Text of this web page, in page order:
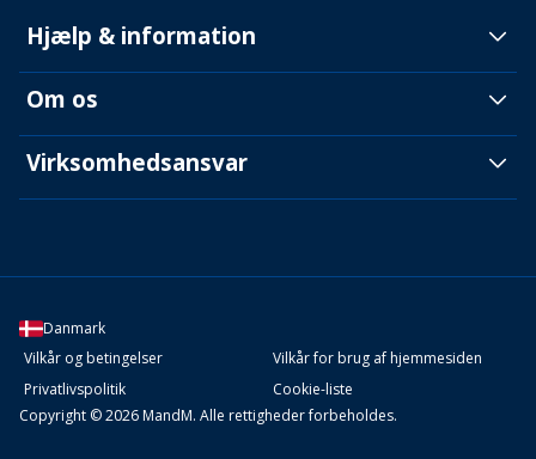
Hjælp & information
Om os
Virksomhedsansvar
Danmark
Vilkår og betingelser
Vilkår for brug af hjemmesiden
Privatlivspolitik
Cookie-liste
Copyright © 2026 MandM. Alle rettigheder forbeholdes.